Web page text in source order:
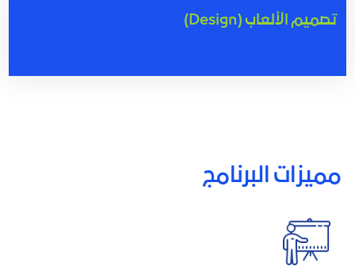
تصميم الألعاب (Design)
مميزات البرنامج